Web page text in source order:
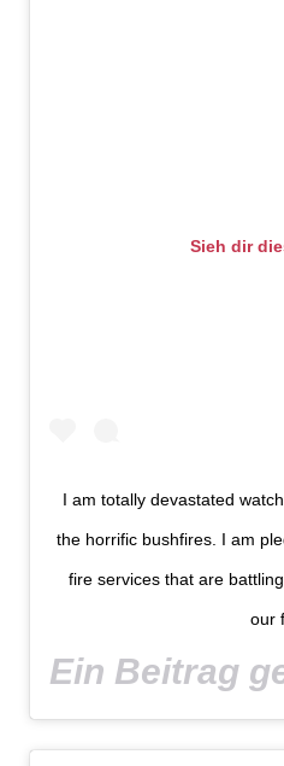
Sieh dir
I am totally devastated
the horrific bushfires. I am
fire services that are
our
Ein Beitrag